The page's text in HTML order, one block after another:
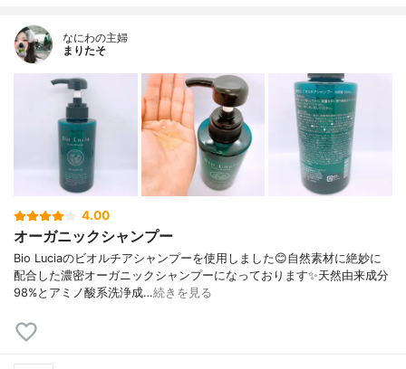
なにわの主婦
まりたそ
4.00
オーガニックシャンプー
Bio Luciaのビオルチアシャンプーを使用しました😊自然素材に絶妙に
配合した濃密オーガニックシャンプーになっております✨天然由来成分
98%とアミノ酸系洗浄成…続きを見る